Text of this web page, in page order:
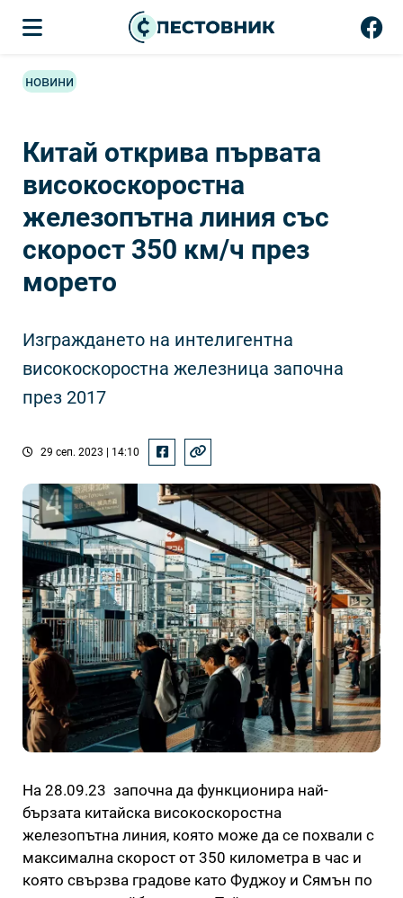
новини
Китай открива първата
високоскоростна
железопътна линия със
скорост 350 км/ч през
морето
Изграждането на интелигентна
високоскоростна железница започна
през 2017
29 сеп. 2023 | 14:10
На 28.09.23 започна да функционира най-
бързата китайска високоскоростна
железопътна линия, която може да се похвали с
максимална скорост от 350 километра в час и
която свързва градове като Фуджоу и Сямън по